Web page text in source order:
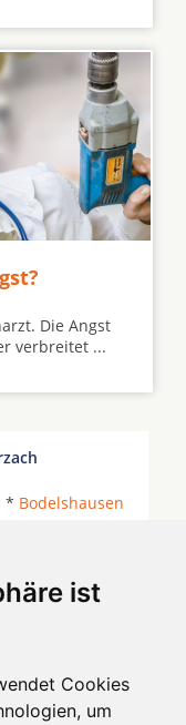
ist
Cookies
um
Die Angst
verbreitet ...
* Bodelshausen
*
*
*